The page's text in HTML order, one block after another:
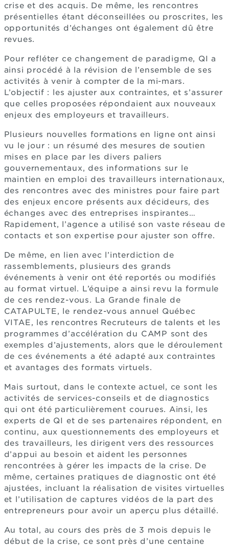
crise et des acquis. De même, les rencontres
présentielles étant déconseillées ou proscrites, les
opportunités d’échanges ont également dû être
revues.
Pour refléter ce changement de paradigme, QI a
ainsi procédé à la révision de l’ensemble de ses
activités à venir à compter de la mi-mars.
L’objectif : les ajuster aux contraintes, et s’assurer
que celles proposées répondaient aux nouveaux
enjeux des employeurs et travailleurs.
Plusieurs nouvelles formations en ligne ont ainsi
vu le jour : un résumé des mesures de soutien
mises en place par les divers paliers
gouvernementaux, des informations sur le
maintien en emploi des travailleurs internationaux,
des rencontres avec des ministres pour faire part
des enjeux encore présents aux décideurs, des
échanges avec des entreprises inspirantes…
Rapidement, l’agence a utilisé son vaste réseau de
contacts et son expertise pour ajuster son offre.
De même, en lien avec l’interdiction de
rassemblements, plusieurs des grands
événements à venir ont été reportés ou modifiés
au format virtuel. L’équipe a ainsi revu la formule
de ces rendez-vous. La Grande finale de
CATAPULTE, le rendez-vous annuel Québec
VITAE, les rencontres Recruteurs de talents et les
programmes d’accélération du CAMP sont des
exemples d’ajustements, alors que le déroulement
de ces événements a été adapté aux contraintes
et avantages des formats virtuels.
Mais surtout, dans le contexte actuel, ce sont les
activités de services-conseils et de diagnostics
qui ont été particulièrement courues. Ainsi, les
experts de QI et de ses partenaires répondent, en
continu, aux questionnements des employeurs et
des travailleurs, les dirigent vers des ressources
d’appui au besoin et aident les personnes
rencontrées à gérer les impacts de la crise. De
même, certaines pratiques de diagnostic ont été
ajustées, incluant la réalisation de visites virtuelles
et l’utilisation de captures vidéos de la part des
entrepreneurs pour avoir un aperçu plus détaillé.
Au total, au cours des près de 3 mois depuis le
début de la crise, ce sont près d’une centaine